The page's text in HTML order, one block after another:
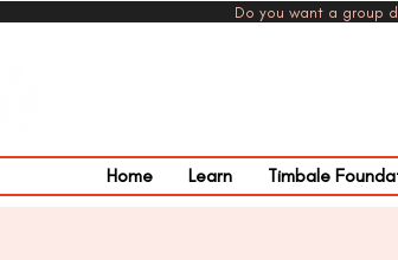
Do you want a group
Home Learn Timbale